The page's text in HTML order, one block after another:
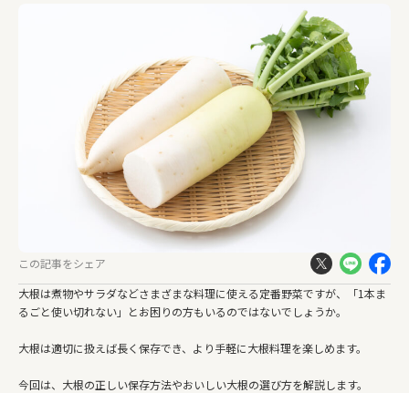
この記事をシェア
大根は煮物やサラダなどさまざまな料理に使える定番野菜ですが、「1本ま
るごと使い切れない」とお困りの方もいるのではないでしょうか。
大根は適切に扱えば長く保存でき、より手軽に大根料理を楽しめます。
今回は、大根の正しい保存方法やおいしい大根の選び方を解説します。